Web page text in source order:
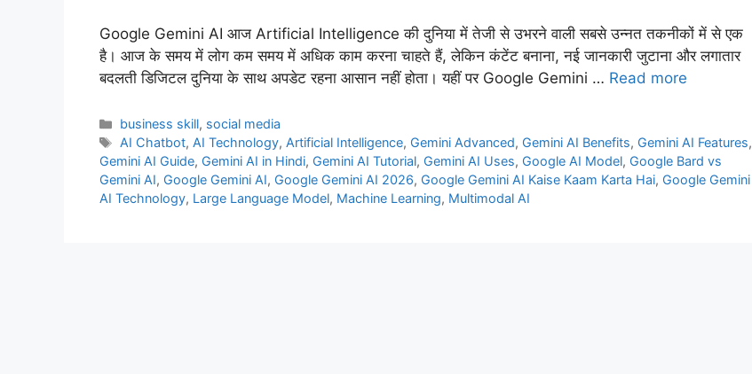
Google Gemini AI आज Artificial Intelligence की दुनिया में तेजी से उभरने वाली सबसे उन्नत तकनीकों में से एक
है। आज के समय में लोग कम समय में अधिक काम करना चाहते हैं, लेकिन कंटेंट बनाना, नई जानकारी जुटाना और लगातार
बदलती डिजिटल दुनिया के साथ अपडेट रहना आसान नहीं होता। यहीं पर Google Gemini … Read more
Categories
business skill, social media
Tags
AI Chatbot, AI Technology, Artificial Intelligence, Gemini Advanced, Gemini AI Benefits, Gemini AI Features,
Gemini AI Guide, Gemini AI in Hindi, Gemini AI Tutorial, Gemini AI Uses, Google AI Model, Google Bard vs
Gemini AI, Google Gemini AI, Google Gemini AI 2026, Google Gemini AI Kaise Kaam Karta Hai, Google Gemini
AI Technology, Large Language Model, Machine Learning, Multimodal AI